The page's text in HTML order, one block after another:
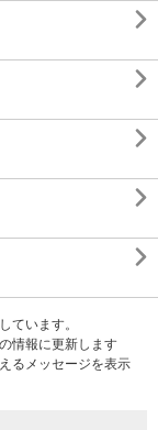





ています。
情報に更新します
るメッセージを表示